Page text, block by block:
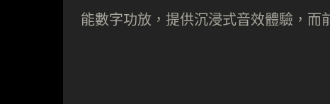
能數字功放，提供沉浸式音效體驗，而